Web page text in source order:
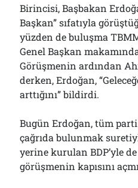
Birincisi, Başbakan
Başkan” sıfatıyla
yüzden de buluşma
Genel Başkan
Görüşmenin ardından
derken, Erdoğan,
arttığını” bildirdi.
Bugün Erdoğan, tüm
çağrıda bulunmak
yerine kurulan BDP’yle de
görüşmenin kapısını